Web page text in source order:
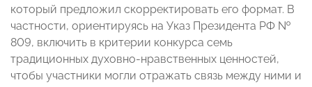
который предложил скорректировать его формат. В
частности, ориентируясь на Указ Президента РФ №
809, включить в критерии конкурса семь
традиционных духовно-нравственных ценностей,
чтобы участники могли отражать связь между ними и